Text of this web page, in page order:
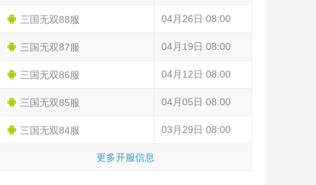
更多开服信息
三国无双88服 04月26日 08:00
三国无双87服 04月19日 08:00
三国无双86服 04月12日 08:00
三国无双85服 04月05日 08:00
三国无双84服 03月29日 08:00